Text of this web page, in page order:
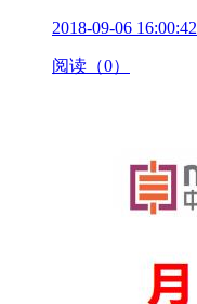
2018-09-06 16:00:42
阅读（0）